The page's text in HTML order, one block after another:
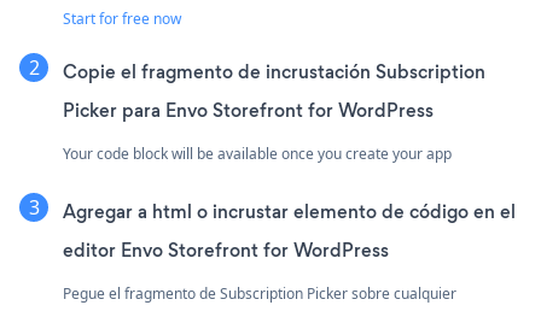
Start for free now
Copie el fragmento de incrustación Subscription
Picker para Envo Storefront for WordPress
Your code block will be available once you create your app
Agregar a html o incrustar elemento de código en el
editor Envo Storefront for WordPress
Pegue el fragmento de Subscription Picker sobre cualquier